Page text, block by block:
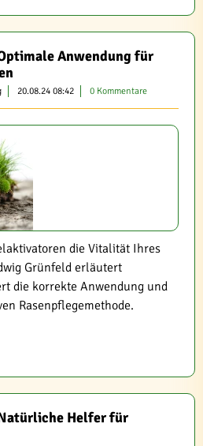
Anwendung für
20.08.24 08:42 0 Kommentare
die Vitalität Ihres
Grünfeld erläutert
die korrekte Anwendung und
Rasenpflegemethode.
Helfer für